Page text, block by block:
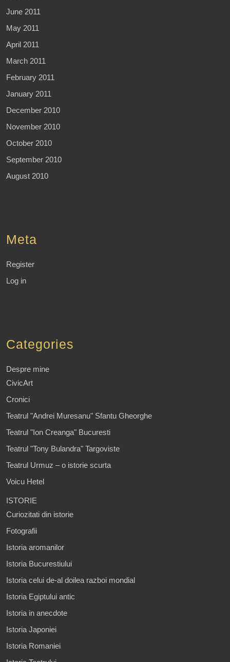
June 2011
May 2011
April 2011
March 2011
February 2011
January 2011
December 2010
November 2010
October 2010
September 2010
August 2010
Meta
Register
Log in
Categories
Despre mine
CivicArt
Cronici
Teatrul "Andrei Muresanu" Sfantu Gheorghe
Teatrul "Ion Creanga" Bucuresti
Teatrul "Tony Bulandra" Targoviste
Teatrul Urmuz – o istorie scurta
Voicu Hetel
ISTORIE
Curiozitati din istorie
Fotografii
Istoria aromanilor
Istoria Bucurestiului
Istoria celui de-al doilea razboi mondial
Istoria Egiptului antic
Istoria in anecdote
Istoria Japoniei
Istoria Romaniei